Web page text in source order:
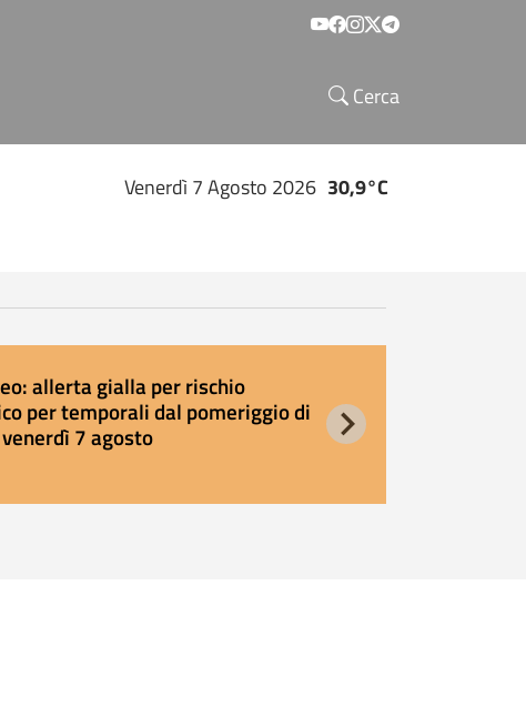
Social menu
Cerca
Venerdì 7 Agosto 2026 30,9°C
allerta gialla per rischio
per temporali dal pomeriggio di
7 agosto